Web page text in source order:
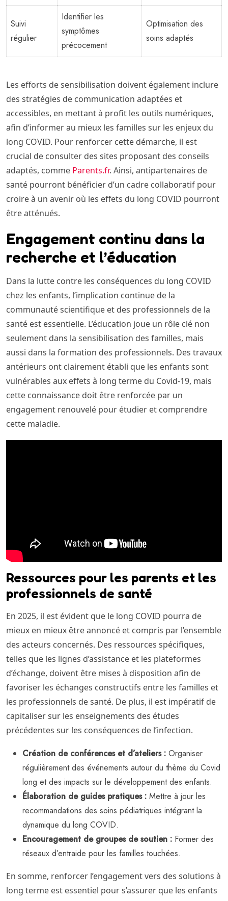
Suivi
régulier
Identifier les
symptômes
précocement
Optimisation des
soins adaptés
Les efforts de sensibilisation doivent également inclure
des stratégies de communication adaptées et
accessibles, en mettant à profit les outils numériques,
afin d’informer au mieux les familles sur les enjeux du
long COVID. Pour renforcer cette démarche, il est
crucial de consulter des sites proposant des conseils
adaptés, comme Parents.fr. Ainsi, antipartenaires de
santé pourront bénéficier d’un cadre collaboratif pour
croire à un avenir où les effets du long COVID pourront
être atténués.
Engagement continu dans la
recherche et l’éducation
Dans la lutte contre les conséquences du long COVID
chez les enfants, l’implication continue de la
communauté scientifique et des professionnels de la
santé est essentielle. L’éducation joue un rôle clé non
seulement dans la sensibilisation des familles, mais
aussi dans la formation des professionnels. Des travaux
antérieurs ont clairement établi que les enfants sont
vulnérables aux effets à long terme du Covid-19, mais
cette connaissance doit être renforcée par un
engagement renouvelé pour étudier et comprendre
cette maladie.
Ressources pour les parents et les
professionnels de santé
En 2025, il est évident que le long COVID pourra de
mieux en mieux être annoncé et compris par l’ensemble
des acteurs concernés. Des ressources spécifiques,
telles que les lignes d’assistance et les plateformes
d’échange, doivent être mises à disposition afin de
favoriser les échanges constructifs entre les familles et
les professionnels de santé. De plus, il est impératif de
capitaliser sur les enseignements des études
précédentes sur les conséquences de l’infection.
Création de conférences et d’ateliers : Organiser
régulièrement des événements autour du thème du Covid
long et des impacts sur le développement des enfants.
Élaboration de guides pratiques : Mettre à jour les
recommandations des soins pédiatriques intégrant la
dynamique du long COVID.
Encouragement de groupes de soutien : Former des
réseaux d’entraide pour les familles touchées.
En somme, renforcer l’engagement vers des solutions à
long terme est essentiel pour s’assurer que les enfants